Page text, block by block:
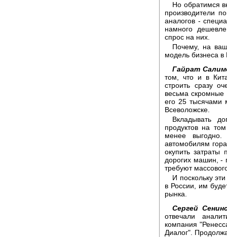
Но обратимся
производители
аналогов -
намного
спрос на них.
Почему, на
модель бизнеса в
Гайрат
том, что и в
строить сразу
весьма скромные
его 25 тысячами
Всеволожске.
Вкладывать
продуктов на
менее
автомобилям
окупить
дорогих машин, -
требуют
И поскольку
в России, им
рынка.
Сергей
отвечали
компания
Диалог".